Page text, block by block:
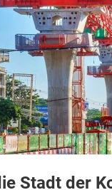
Stadt der